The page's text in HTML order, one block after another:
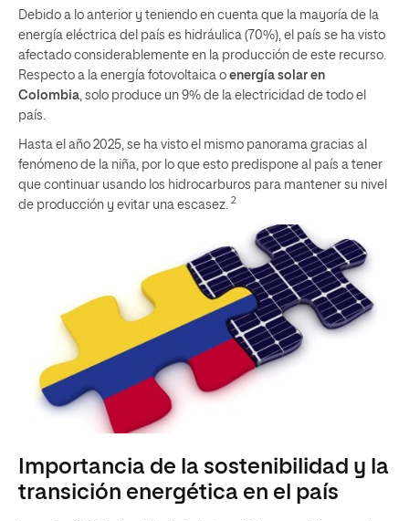
Debido a lo anterior y teniendo en cuenta que la mayoría de la
energía eléctrica del país es hidráulica (70%), el país se ha visto
afectado considerablemente en la producción de este recurso.
Respecto a la energía fotovoltaica o energía solar en
Colombia , solo produce un 9% de la electricidad de todo el
país.
Hasta el año 2025, se ha visto el mismo panorama gracias al
fenómeno de la niña, por lo que esto predispone al país a tener
que continuar usando los hidrocarburos para mantener su nivel
de producción y evitar una escasez. 2
Importancia de la sostenibilidad y la
transición energética en el país